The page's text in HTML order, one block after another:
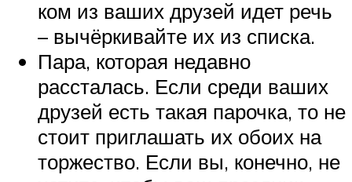
ком из ваших друзей идет речь
– вычёркивайте их из списка.
Пара, которая недавно
рассталась. Если среди ваших
друзей есть такая парочка, то не
стоит приглашать их обоих на
торжество. Если вы, конечно, не